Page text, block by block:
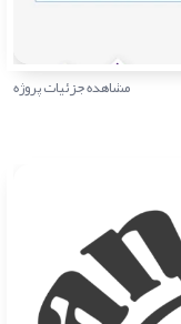
مشاهده جزئیات پروژه